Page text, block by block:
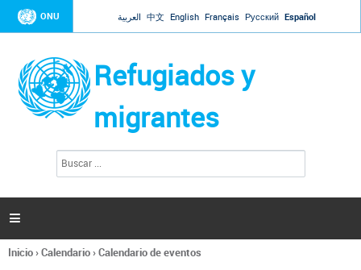
Jump to navigation
ONU العربية 中文 English Français Русский Español
Refugiados y
migrantes
l
s

Se
Inicio›Calendario›Calendario de eventos